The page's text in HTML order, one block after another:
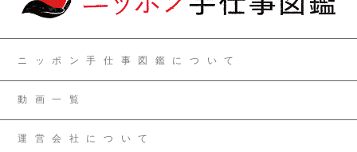
ニッポン手仕事図鑑について
動画一覧
運営会社について